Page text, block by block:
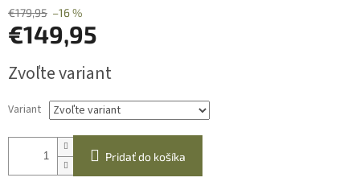
€179,95 –16 %
€149,95
cena:
Zvoľte variant
Variant
Pridať do košíka